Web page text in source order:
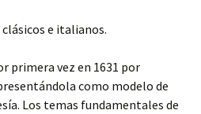
e italianos.
primera vez en 1631 por
como modelo de
Los temas fundamentales de